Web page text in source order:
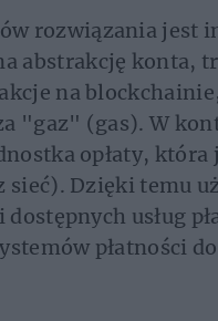
rozwiązania jest
abstrakcję konta,
na
"gaz" (gas). W
opłaty, która
Dzięki temu
usług
płatności